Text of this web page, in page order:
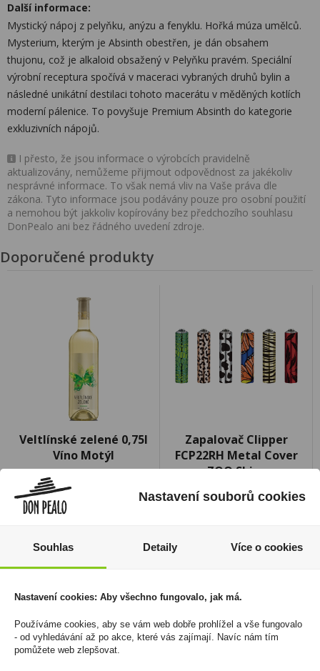
Další informace:
Mystický nápoj z pelyňku, anýzu a fenyklu. Hořká múza umělců.
Mysterium, kterým je Absinth obestřen, je dán obsahem
thujonu, což je alkaloid obsažený v Pelyňku pravém. Speciální
výrobní receptura spočívá v maceraci vybraných druhů bylin a
následné unikátní destilaci tohoto macerátu v měděných kotlích
moderní pálenice. To povyšuje Premium Absinth do kategorie
exkluzivních nápojů.
I přesto, že jsou informace o výrobcích pravidelně
aktualizovány, nemůžeme přijmout odpovědnost za jakékoliv
nesprávné informace. To však nemá vliv na Vaše práva dle
zákona. Tyto informace jsou podávány pouze pro osobní použití
a nemohou být jakkoliv kopírovány bez předchozího souhlasu
DonPealo ani bez řádného uvedení zdroje.
Doporučené produkty
Veltlínské zelené 0,75l
Víno Motýl
Cena za:
Skladem:
Zapalovač Clipper
FCP22RH Metal Cover
ZOO Skins
1 608 Kč
Nastavení souborů cookies
Souhlas Detaily Více o cookies
Nastavení cookies: Aby všechno fungovalo, jak má.
Používáme cookies, aby se vám web dobře prohlížel a vše fungovalo
- od vyhledávání až po akce, které vás zajímají. Navíc nám tím
pomůžete web zlepšovat.